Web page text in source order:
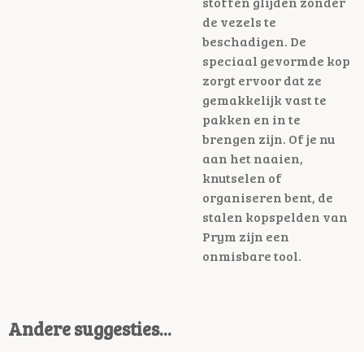
de vezels te
beschadigen. De
speciaal gevormde kop
zorgt ervoor dat ze
gemakkelijk vast te
pakken en in te
brengen zijn. Of je nu
aan het naaien,
knutselen of
organiseren bent, de
stalen kopspelden van
Prym zijn een
onmisbare tool.
Andere suggesties...